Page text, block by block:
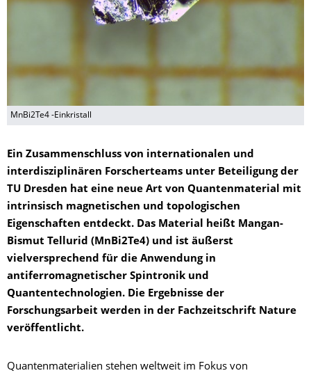
MnBi2Te4 -Einkristall
Ein Zusammenschluss von internationalen und
interdisziplinären Forscherteams unter Beteiligung der
TU Dresden hat eine neue Art von Quantenmaterial mit
intrinsisch magnetischen und topologischen
Eigenschaften entdeckt. Das Material heißt Mangan-
Bismut Tellurid (MnBi2Te4) und ist äußerst
vielversprechend für die Anwendung in
antiferromagnetischer Spintronik und
Quantentechnologien. Die Ergebnisse der
Forschungsarbeit werden in der Fachzeitschrift Nature
veröffentlicht.
Quantenmaterialien stehen weltweit im Fokus von